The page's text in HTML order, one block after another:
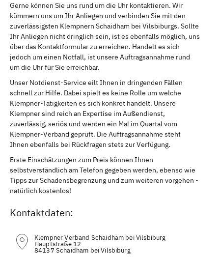
Gerne können Sie uns rund um die Uhr kontaktieren. Wir
kümmern uns um Ihr Anliegen und verbinden Sie mit den
zuverlässigsten Klempnern Schaidham bei Vilsbiburgs. Sollte
Ihr Anliegen nicht dringlich sein, ist es ebenfalls möglich, uns
über das Kontaktformular zu erreichen. Handelt es sich
jedoch um einen Notfall, ist unsere Auftragsannahme rund
um die Uhr für Sie erreichbar.
Unser Notdienst-Service eilt Ihnen in dringenden Fällen
schnell zur Hilfe. Dabei spielt es keine Rolle um welche
Klempner-Tätigkeiten es sich konkret handelt. Unsere
Klempner sind reich an Expertise im Außendienst,
zuverlässig, seriös und werden ein Mal im Quartal vom
Klempner-Verband geprüft. Die Auftragsannahme steht
Ihnen ebenfalls bei Rückfragen stets zur Verfügung.
Erste Einschätzungen zum Preis können Ihnen
selbstverständlich am Telefon gegeben werden, ebenso wie
Tipps zur Schadensbegrenzung und zum weiteren vorgehen -
natürlich kostenlos!
Kontaktdaten:
Klempner Verband Schaidham bei Vilsbiburg
Hauptstraße 12
84137 Schaidham bei Vilsbiburg